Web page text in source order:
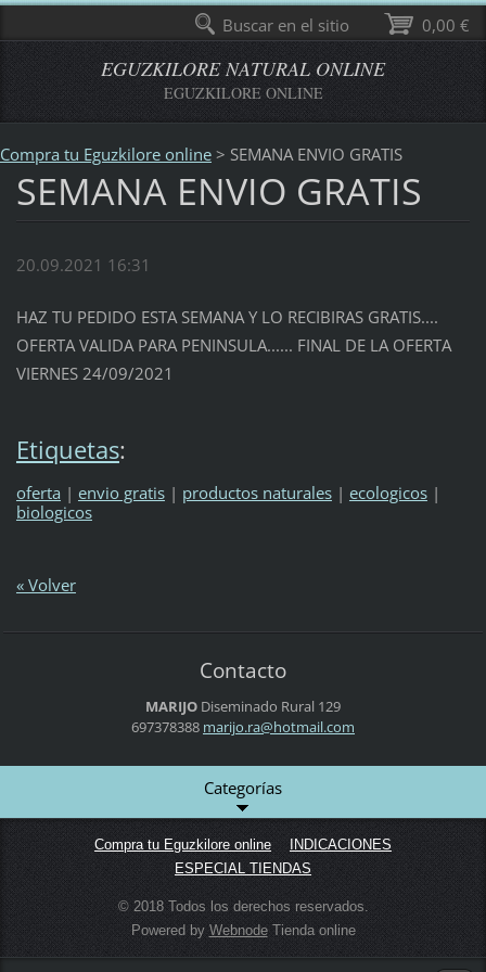
EGUZKILORE NATURAL ONLINE
EGUZKILORE ONLINE
Compra tu Eguzkilore online > SEMANA ENVIO GRATIS
SEMANA ENVIO GRATIS
20.09.2021 16:31
HAZ TU PEDIDO ESTA SEMANA Y LO RECIBIRAS GRATIS....
OFERTA VALIDA PARA PENINSULA...... FINAL DE LA OFERTA
VIERNES 24/09/2021
Etiquetas:
oferta | envio gratis | productos naturales | ecologicos |
biologicos
« Volver
Contacto
MARIJO Diseminado Rural 129
697378388 marijo.ra@hotmail.com
Categorías
Compra tu Eguzkilore online
INDICACIONES
ESPECIAL TIENDAS
© 2018 Todos los derechos reservados.
Powered by WebnodeTienda online
0,00 €
Buscar en el sitio